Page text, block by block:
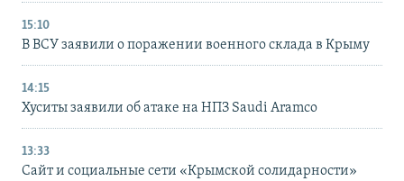
15:10
В ВСУ заявили о поражении военного склада в Крыму
14:15
Хуситы заявили об атаке на НПЗ Saudi Aramco
13:33
Сайт и социальные сети «Крымской солидарности»